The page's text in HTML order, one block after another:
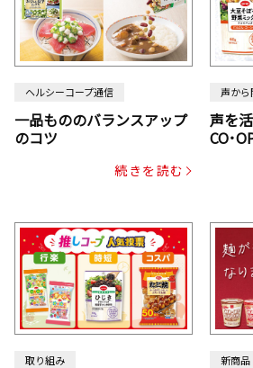
ヘルシーコープ通信
一品もののバランスアップ
のコツ
続きを読む
声か
声を
CO･
じん
取り組み 新商品